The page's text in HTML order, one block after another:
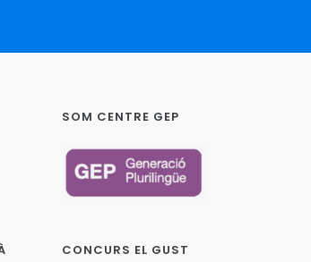
SOM CENTRE GEP
CONCURS EL GUST